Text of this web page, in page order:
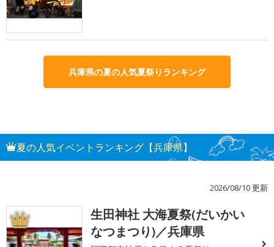
兵庫県の夏の人気夏祭りランキング
夏の人気イベントランキング【兵庫県】
2026/08/10 更新
1
生田神社 大海夏祭(だいかい
なつまつり)／兵庫県